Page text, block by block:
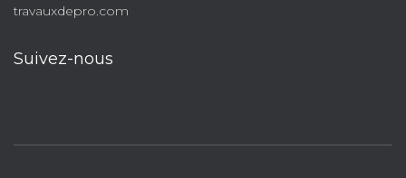
travauxdepro.com
Suivez-nous